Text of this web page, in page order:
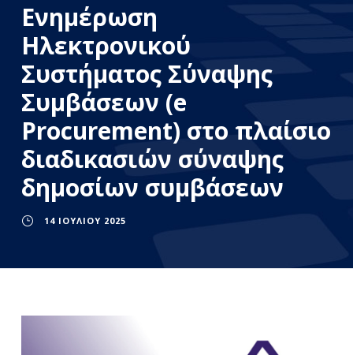
Ενημέρωση
Ηλεκτρονικού
Συστήματος Σύναψης
Συμβάσεων (e
Procurement) στο πλαίσιο
διαδικασιών σύναψης
δημοσίων συμβάσεων
14 ΙΟΥΛΊΟΥ 2025